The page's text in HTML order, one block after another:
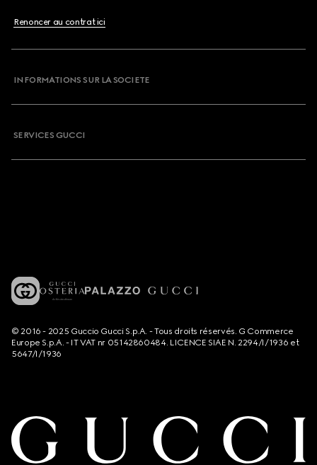
Renoncer au contrat ici
INFORMATIONS SUR LA SOCIETE
SERVICES GUCCI
© 2016 - 2025 Guccio Gucci S.p.A. - Tous droits réservés. G Commerce
Europe S.p.A. - IT VAT nr 05142860484. LICENCE SIAE N. 2294/I/1936 et
5647/I/1936